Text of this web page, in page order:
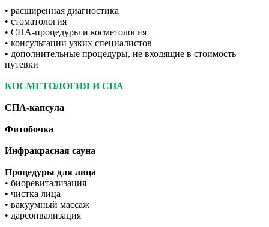
• расширенная диагностика
• стоматология
• СПА-процедуры и косметология
• консультации узких специалистов
• дополнительные процедуры, не входящие в стоимость
путевки
КОСМЕТОЛОГИЯ И СПА
СПА-капсула
Фитобочка
Инфракрасная сауна
Процедуры для лица
• биоревитализация
• чистка лица
• вакуумный массаж
• дарсонвализация